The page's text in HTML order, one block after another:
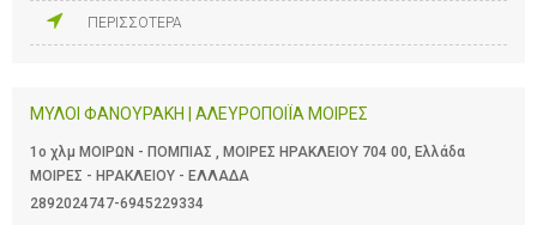
ΠΕΡΙΣΣΟΤΕΡΑ
ΜΥΛΟΙ ΦΑΝΟΥΡΑΚΗ | ΑΛΕΥΡΟΠΟΙΪΑ ΜΟΙΡΕΣ
1ο χλμ ΜΟΙΡΩΝ - ΠΟΜΠΙΑΣ , ΜΟΙΡΕΣ ΗΡΑΚΛΕΙΟΥ 704 00, Ελλάδα
ΜΟΙΡΕΣ - ΗΡΑΚΛΕΙΟΥ - ΕΛΛΑΔΑ
2892024747-6945229334